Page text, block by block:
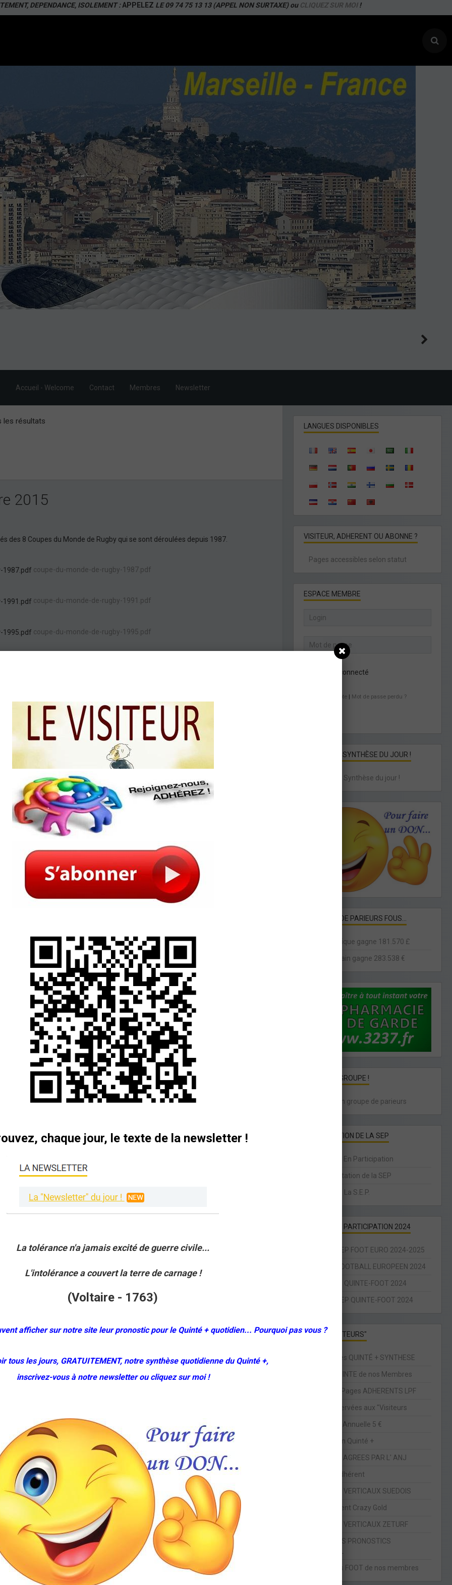
DEPENDANCE, ISOLEMENT : APPELEZ LE 09 74 75 13 13 (APPEL NON SURTAXE) ou CLIQUEZ SUR MOI!
Accueil - Welcome Contact Membres Newsletter
les résultats
2015
des 8 Coupes du Monde de Rugby qui se sont déroulées depuis 1987.
coupe-du-monde-de-rugby-1987.pdf
coupe-du-monde-de-rugby-1991.pdf
coupe-du-monde-de-rugby-1995.pdf
coupe-du-monde-de-rugby-2007.pdf
coupe-du-monde-de-rugby-2011.pdf
du monde de rugby 2015
LANGUES DISPONIBLES
VISITEUR, ADHERENT OU ABONNE ?
Pages accessibles selon statut
ESPACE MEMBRE
Rester connecté
Créer un compte | Mot de passe perdu ?
QUINTÉ : LA SYNTHÈSE DU JOUR !
Quinté : La Synthèse du jour !
HISTOIRES DE PARIEURS FOUS...
Un britannique gagne 181.570 £
Un américain gagne 283.538 €
PARIER EN GROUPE !
Intégrez un groupe de parieurs
PRÉSENTATION DE LA SEP
La Société En Participation
Réglementation de la SEP
Code Civil : La S.E.P.
SOCIÉTÉ EN PARTICIPATION 2024
ENJEUX SEP FOOT EURO 2024-2025
SEP LPF FOOTBALL EUROPEEN 2024
INFOS SEP QUINTE-FOOT 2024
ENJEUX SEP QUINTE-FOOT 2024
PAGES "VISITEURS"
Statistiques QUINTÉ + SYNTHESE
Pronos QUINTE de nos Membres
Descriptif Pages ADHERENTS LPF
Pages réservées aux "Visiteurs
Cotisation Annuelle 5 €
Le prochain Quinté +
LES SITES AGREES PAR L' ANJ
Devenir Adhérent
LES PARIS VERTICAUX SUEDOIS
Abonnement Crazy Gold
LES PARIS VERTICAUX ZETURF
CONCOURS PRONOSTICS
Les pronos FOOT de nos membres
chaque jour, le texte de la newsletter !
La tolérance n'a jamais excité de guerre civile...
L'intolérance a couvert la terre de carnage !
(Voltaire - 1763)
afficher sur notre site leur pronostic pour le Quinté + quotidien... Pourquoi pas vous ?
tous les jours, GRATUITEMENT, notre synthèse quotidienne du Quinté +,
inscrivez-vous à notre newsletter ou cliquez sur moi !